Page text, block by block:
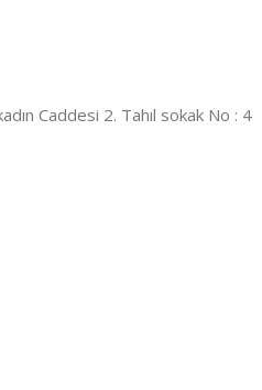
Caddesi 2. Tahıl sokak No : 4